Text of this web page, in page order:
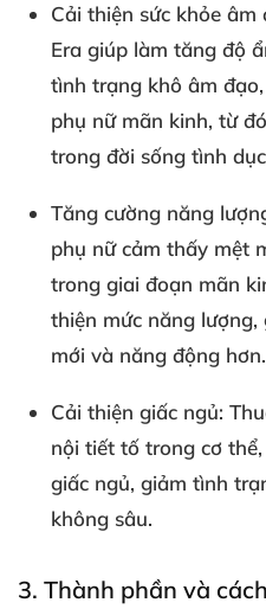
Cải thiện sức khỏe âm
Era giúp làm tăng độ
tình trạng khô âm
phụ nữ mãn kinh, từ
trong đời sống tình
Tăng cường năng
phụ nữ cảm thấy mệt
trong giai đoạn mãn
thiện mức năng
mới và năng động hơn.
Cải thiện giấc ngủ:
nội tiết tố trong cơ
giấc ngủ, giảm tình
không sâu.
3. Thành phần và